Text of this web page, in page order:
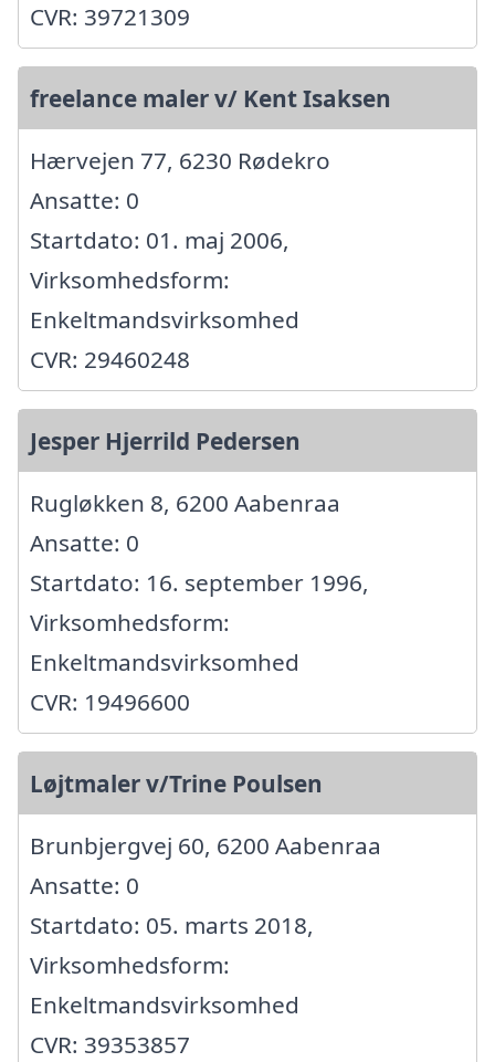
CVR: 39721309
freelance maler v/ Kent Isaksen
Hærvejen 77, 6230 Rødekro
Ansatte: 0
Startdato: 01. maj 2006,
Virksomhedsform:
Enkeltmandsvirksomhed
CVR: 29460248
Jesper Hjerrild Pedersen
Rugløkken 8, 6200 Aabenraa
Ansatte: 0
Startdato: 16. september 1996,
Virksomhedsform:
Enkeltmandsvirksomhed
CVR: 19496600
Løjtmaler v/Trine Poulsen
Brunbjergvej 60, 6200 Aabenraa
Ansatte: 0
Startdato: 05. marts 2018,
Virksomhedsform:
Enkeltmandsvirksomhed
CVR: 39353857